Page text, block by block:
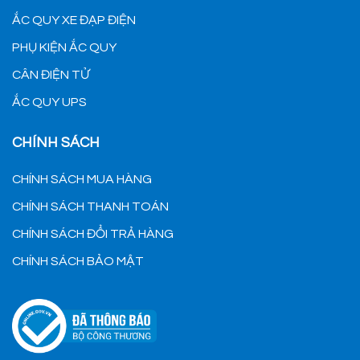
ẮC QUY XE ĐẠP ĐIỆN
PHỤ KIỆN ẮC QUY
CÂN ĐIỆN TỬ
ẮC QUY UPS
CHÍNH SÁCH
CHÍNH SÁCH MUA HÀNG
CHÍNH SÁCH THANH TOÁN
CHÍNH SÁCH ĐỔI TRẢ HÀNG
CHÍNH SÁCH BẢO MẬT